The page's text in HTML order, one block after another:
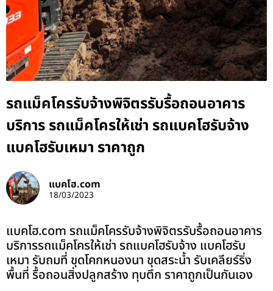
รถแม็คโครรับจ้างพิจิตรรับรื้อถอนอาคาร
บริการ รถแม็คโครให้เช่า รถแบคโฮรับจ้าง
แบคโฮรับเหมา ราคาถูก
แบคโฮ.com
18/03/2023
แบคโฮ.com รถแม็คโครรับจ้างพิจิตรรับรื้อถอนอาคาร
บริการรถแม็คโครให้เช่า รถแบคโฮรับจ้าง แบคโฮรับ
เหมา รับถมที่ ขุดโคกหนองนา ขุดสระน้ำ รับเคลียร์ริ่ง
พื้นที่ รื้อถอนสิ่งปลูกสร้าง ทุบตึก ราคาถูกเป็นกันเอง